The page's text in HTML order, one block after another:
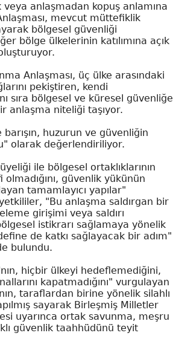
anlaşmadan kopuş anlamına
mevcut müttefiklik
bölgesel güvenliği
bölge ülkelerinin katılımına açık
Anlaşması, üç ülke arasındaki
pekiştiren, kendi
sıra bölgesel ve küresel güvenliğe
anlaşma niteliği taşıyor.
huzurun ve güvenliğin
olarak değerlendiriliyor.
ile bölgesel ortaklıklarının
güvenlik yükünün
tamamlayıcı yapılar"
"Bu anlaşma saldırgan bir
girişimi veya saldırı
istikrarı sağlamaya yönelik
de katkı sağlayacak bir adım"
bulundu.
hiçbir ülkeyi hedeflemediğini,
kapatmadığını" vurgulayan
taraflardan birine yönelik silahlı
sayarak Birleşmiş Milletler
uyarınca ortak savunma, meşru
güvenlik taahhüdünü teyit